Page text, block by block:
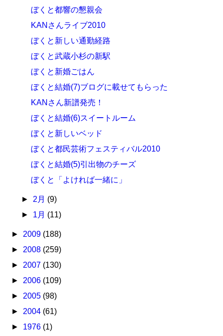
ぼくと都響の懇親会
KANさんライブ2010
ぼくと新しい通勤経路
ぼくと武蔵小杉の新駅
ぼくと新婚ごはん
ぼくと結婚(7)ブログに載せてもらった
KANさん新譜発売！
ぼくと結婚(6)スイートルーム
ぼくと新しいベッド
ぼくと都民芸術フェスティバル2010
ぼくと結婚(5)引出物のチーズ
ぼくと「よければ一緒に」
► 2月 (9)
► 1月 (11)
► 2009 (188)
► 2008 (259)
► 2007 (130)
► 2006 (109)
► 2005 (98)
► 2004 (61)
► 1976 (1)